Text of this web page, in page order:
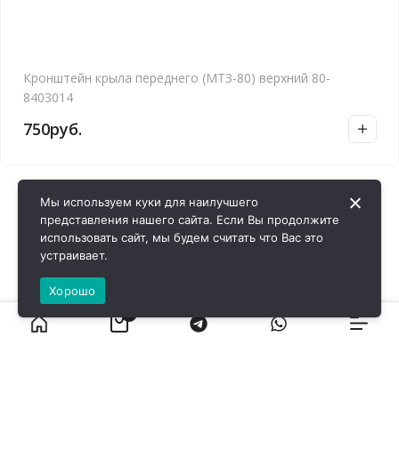
Кронштейн крыла переднего (МТЗ-80) верхний 80-
8403014
750руб.
Мы используем куки для наилучшего
представления нашего сайта. Если Вы продолжите
использовать сайт, мы будем считать что Вас это
устраивает.
Хорошо